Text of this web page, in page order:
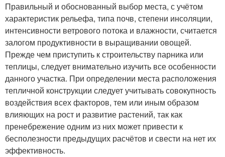
Правильный и обоснованный выбор места, с учётом
характеристик рельефа, типа почв, степени инсоляции,
интенсивности ветрового потока и влажности, считается
залогом продуктивности в выращивании овощей.
Прежде чем приступить к строительству парника или
теплицы, следует внимательно изучить все особенности
данного участка. При определении места расположения
тепличной конструкции следует учитывать совокупность
воздействия всех факторов, тем или иным образом
влияющих на рост и развитие растений, так как
пренебрежение одним из них может привести к
бесполезности предыдущих расчётов и свести на нет их
эффективность.